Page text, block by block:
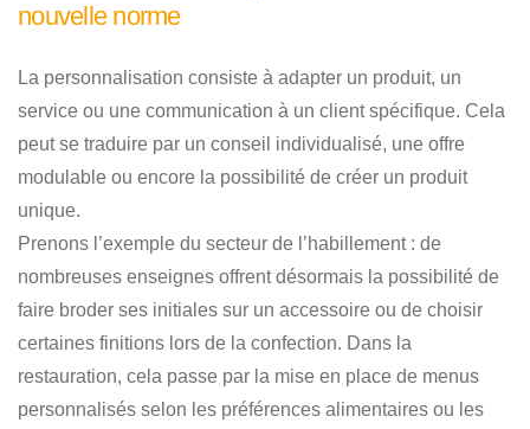
nouvelle norme
La personnalisation consiste à adapter un produit, un
service ou une communication à un client spécifique. Cela
peut se traduire par un conseil individualisé, une offre
modulable ou encore la possibilité de créer un produit
unique.
Prenons l’exemple du secteur de l’habillement : de
nombreuses enseignes offrent désormais la possibilité de
faire broder ses initiales sur un accessoire ou de choisir
certaines finitions lors de la confection. Dans la
restauration, cela passe par la mise en place de menus
personnalisés selon les préférences alimentaires ou les